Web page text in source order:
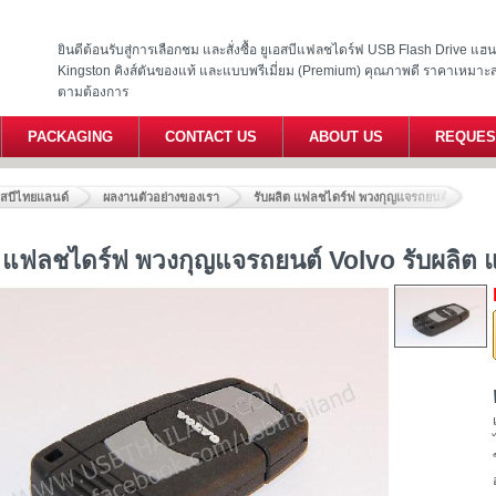
ยินดีต้อนรับสู่การเลือกชม และสั่งซื้อ ยูเอสบีแฟลชไดร์ฟ USB Flash Drive แฮ
Kingston คิงส์ตันของแท้ และแบบพรีเมี่ยม (Premium) คุณภาพดี ราคาเหมา
ตามต้องการ
PACKAGING CONTACT US ABOUT US
สบีไทยแลนด์ ผลงานตัวอย่างของเรา รับผลิต แฟลชไดร์ฟ พวงกุญแจรถยนต์ Volvo
ฟลชไดร์ฟ พวงกุญแจรถยนต์ Volvo รับผลิต